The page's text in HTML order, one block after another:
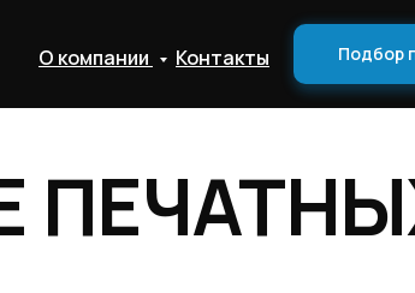
О компании Контакты Подбор